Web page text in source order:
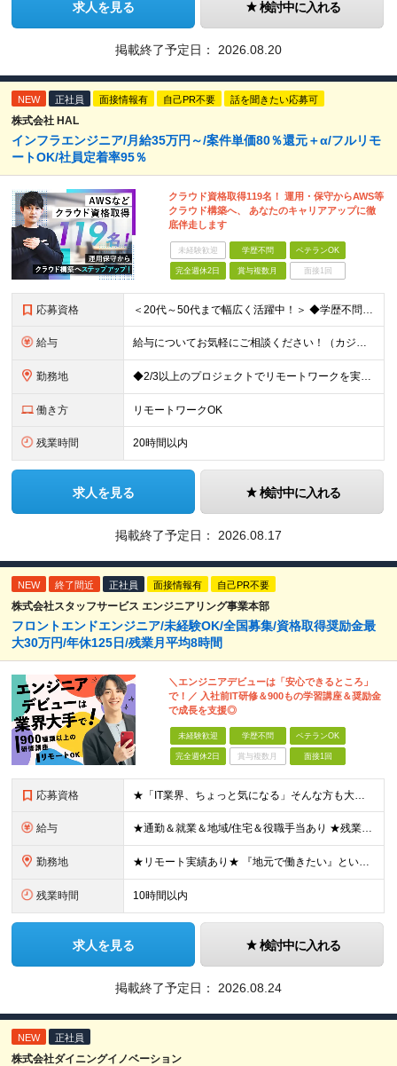
求人を見る 検討中に入れる
掲載終了予定日： 2026.08.20
NEW 正社員 面接情報有 自己PR不要 話を聞きたい応募可
株式会社 HAL
インフラエンジニア/月給35万円～/案件単価80％還元＋α/フルリモ
ートOK/社員定着率95％
クラウド資格取得119名！ 運用・保守からAWS等
クラウド構築へ、 あなたのキャリアアップに徹
底伴走します
未経験歓迎 学歴不問 ベテランOK
完全週休2日 賞与複数月 面接1回
応募資格 ＜20代～50代まで幅広く活躍中！＞ ◆学歴不問 ◆何らかのインフラ関連の実務経験 ★経験年数不問/運用監視レベルも歓迎 ＜こんな方は大歓迎！＞ ◎今の収入に不満がある ◎もっと上流の案件で活躍した
給与 給与についてお気軽にご相談ください！（カジュアル面談可能） 月給35万円～＋各種手当＋賞与2回 ※固定残業代は、時間外労働の有無に関わらず40時間分を87,500円～支給 ※超過分は別途支給 ※試用
勤務地 ◆2/3以上のプロジェクトでリモートワークを実施中！ ≪自社拠点≫ ・東京本社／東京都千代田区丸の内二丁目6番1号 丸の内パークビルディング6階 ・関西支社／⼤阪府⼤阪市中央区安⼟町2-3-13 ⼤
働き方 リモートワークOK
残業時間 20時間以内
求人を見る 検討中に入れる
掲載終了予定日： 2026.08.17
NEW 終了間近 正社員 面接情報有 自己PR不要
株式会社スタッフサービス エンジニアリング事業本部
フロントエンドエンジニア/未経験OK/全国募集/資格取得奨励金最
大30万円/年休125日/残業月平均8時間
＼エンジニアデビューは「安心できるところ」
で！／ 入社前IT研修＆900もの学習講座＆奨励金
で成長を支援◎
未経験歓迎 学歴不問 ベテランOK
完全週休2日 賞与複数月 面接1回
応募資格 ★「IT業界、ちょっと気になる」そんな方も大歓迎！ ■学歴不問 ■未経験・第二新卒歓迎 ■知識・経験はこれから身につけていければOK！ □■ステップアップ■□ 社内システム開発やインフラ構築などジャ
給与 ★通勤＆就業＆地域/住宅＆役職手当あり ★残業代は全額支給 ★選べる給与制度あり！ ■東京・神奈川・千葉・埼玉勤務の場合 月給24.5万円～55万円＋諸手当 （残業代は全額支給） (20,000円の
勤務地 ★リモート実績あり★ 『地元で働きたい』という希望に、業界トップクラス約7,000件の取引事業所数、90,000件以上のプロジェクトから検討をいたします。 全国の取引先での就業となります（沖縄を除
残業時間 10時間以内
求人を見る 検討中に入れる
掲載終了予定日： 2026.08.24
NEW 正社員
株式会社ダイニングイノベーション